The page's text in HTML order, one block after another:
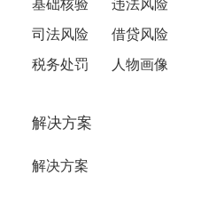
司法风险
借贷风险
税务处罚
人物画像
解决方案
解决方案